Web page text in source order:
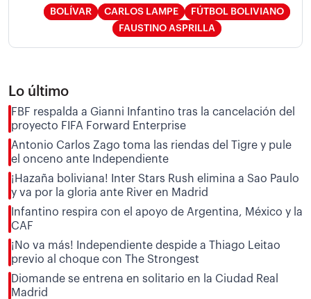
BOLÍVAR CARLOS LAMPE
FÚTBOL BOLIVIANO
FAUSTINO ASPRILLA
Lo último
FBF respalda a Gianni Infantino tras la cancelación del
proyecto FIFA Forward Enterprise
Antonio Carlos Zago toma las riendas del Tigre y pule
el onceno ante Independiente
¡Hazaña boliviana! Inter Stars Rush elimina a Sao Paulo
y va por la gloria ante River en Madrid
Infantino respira con el apoyo de Argentina, México y la
CAF
¡No va más! Independiente despide a Thiago Leitao
previo al choque con The Strongest
Diomande se entrena en solitario en la Ciudad Real
Madrid